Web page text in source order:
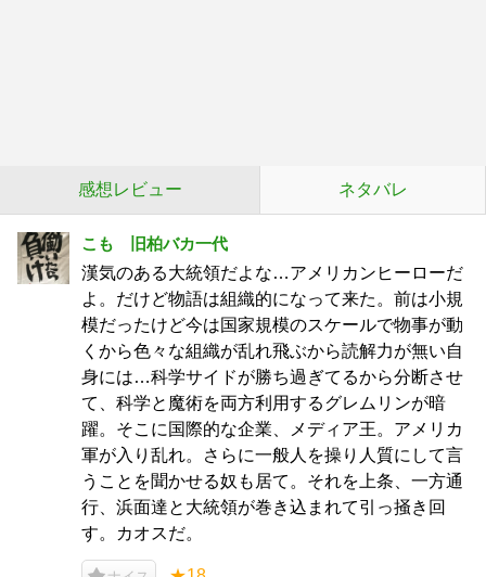
感想レビュー ネタバレ
こも 旧柏バカ一代
漢気のある大統領だよな…アメリカンヒーローだ
よ。だけど物語は組織的になって来た。前は小規
模だったけど今は国家規模のスケールで物事が動
くから色々な組織が乱れ飛ぶから読解力が無い自
身には…科学サイドが勝ち過ぎてるから分断させ
て、科学と魔術を両方利用するグレムリンが暗
躍。そこに国際的な企業、メディア王。アメリカ
軍が入り乱れ。さらに一般人を操り人質にして言
うことを聞かせる奴も居て。それを上条、一方通
行、浜面達と大統領が巻き込まれて引っ掻き回
す。カオスだ。